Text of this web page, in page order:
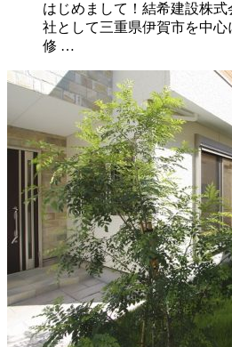
はじめまして！結希建設株
社として三重県伊賀市を中
修 …